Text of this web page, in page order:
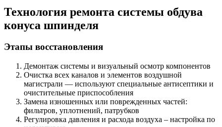
Технология ремонта системы обдува
конуса шпинделя
Этапы восстановления
Демонтаж системы и визуальный осмотр компонентов
Очистка всех каналов и элементов воздушной
магистрали — используют специальные антисептики и
очистительные приспособления
Замена изношенных или поврежденных частей:
фильтров, уплотнений, патрубков
Регулировка давления и расхода воздуха – настройка по